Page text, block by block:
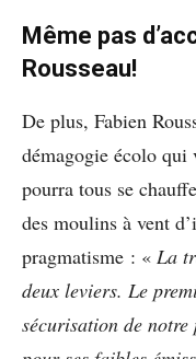
Même pas
Rousseau!
De plus, Fabien
démagogie écolo qui
pourra tous se
des moulins à vent
pragmatisme : « La
deux leviers. Le
sécurisation de